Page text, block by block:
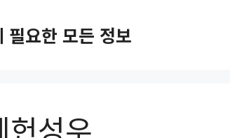
필요한 모든 정보
헌성우